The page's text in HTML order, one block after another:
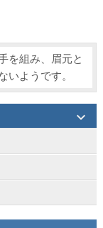
を組み、眉元と
いようです。
keyboard_arrow_down